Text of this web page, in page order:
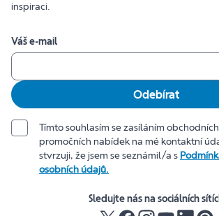
inspiraci.
Váš e-mail
Odebírat
Tímto souhlasím se zasíláním
promočních nabídek na mé kontaktní
stvrzuji, že jsem se seznámil/a s
osobních údajů.
Sledujte nás na sociálních